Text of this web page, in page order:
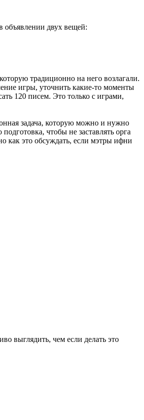
объявлении двух вещей:
традиционно на него возлагали.
игры, уточнить какие-то моменты
120 писем. Это только с играми,
задача, которую можно и нужно
чтобы не заставлять орга
как это обсуждать, если мэтры ифни
выглядить, чем если делать это